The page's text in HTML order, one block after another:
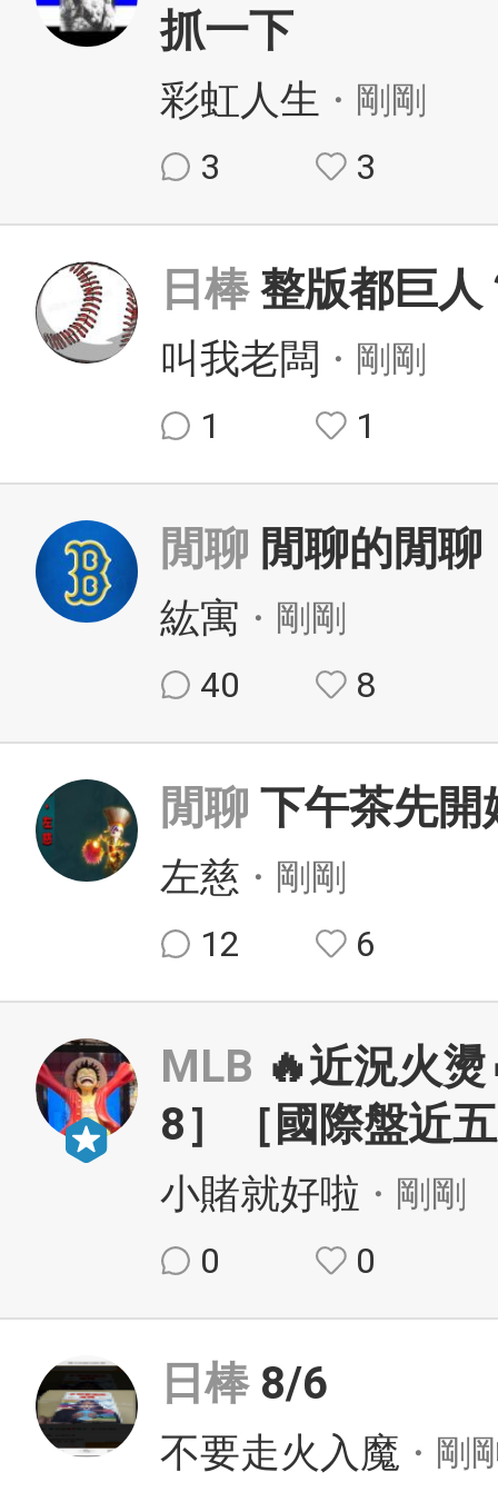
抓一下
彩虹人生 ・剛剛
3
3
日棒 整版都巨人
叫我老闆 ・剛剛
1
1
閒聊 閒聊的閒聊
紘寓 ・剛剛
40
8
閒聊 下午茶先開
左慈 ・剛剛
12
6
MLB 🔥近況火
8］［國際盤近
小賭就好啦 ・剛剛
0
0
日棒 8/6
不要走火入魔 ・剛